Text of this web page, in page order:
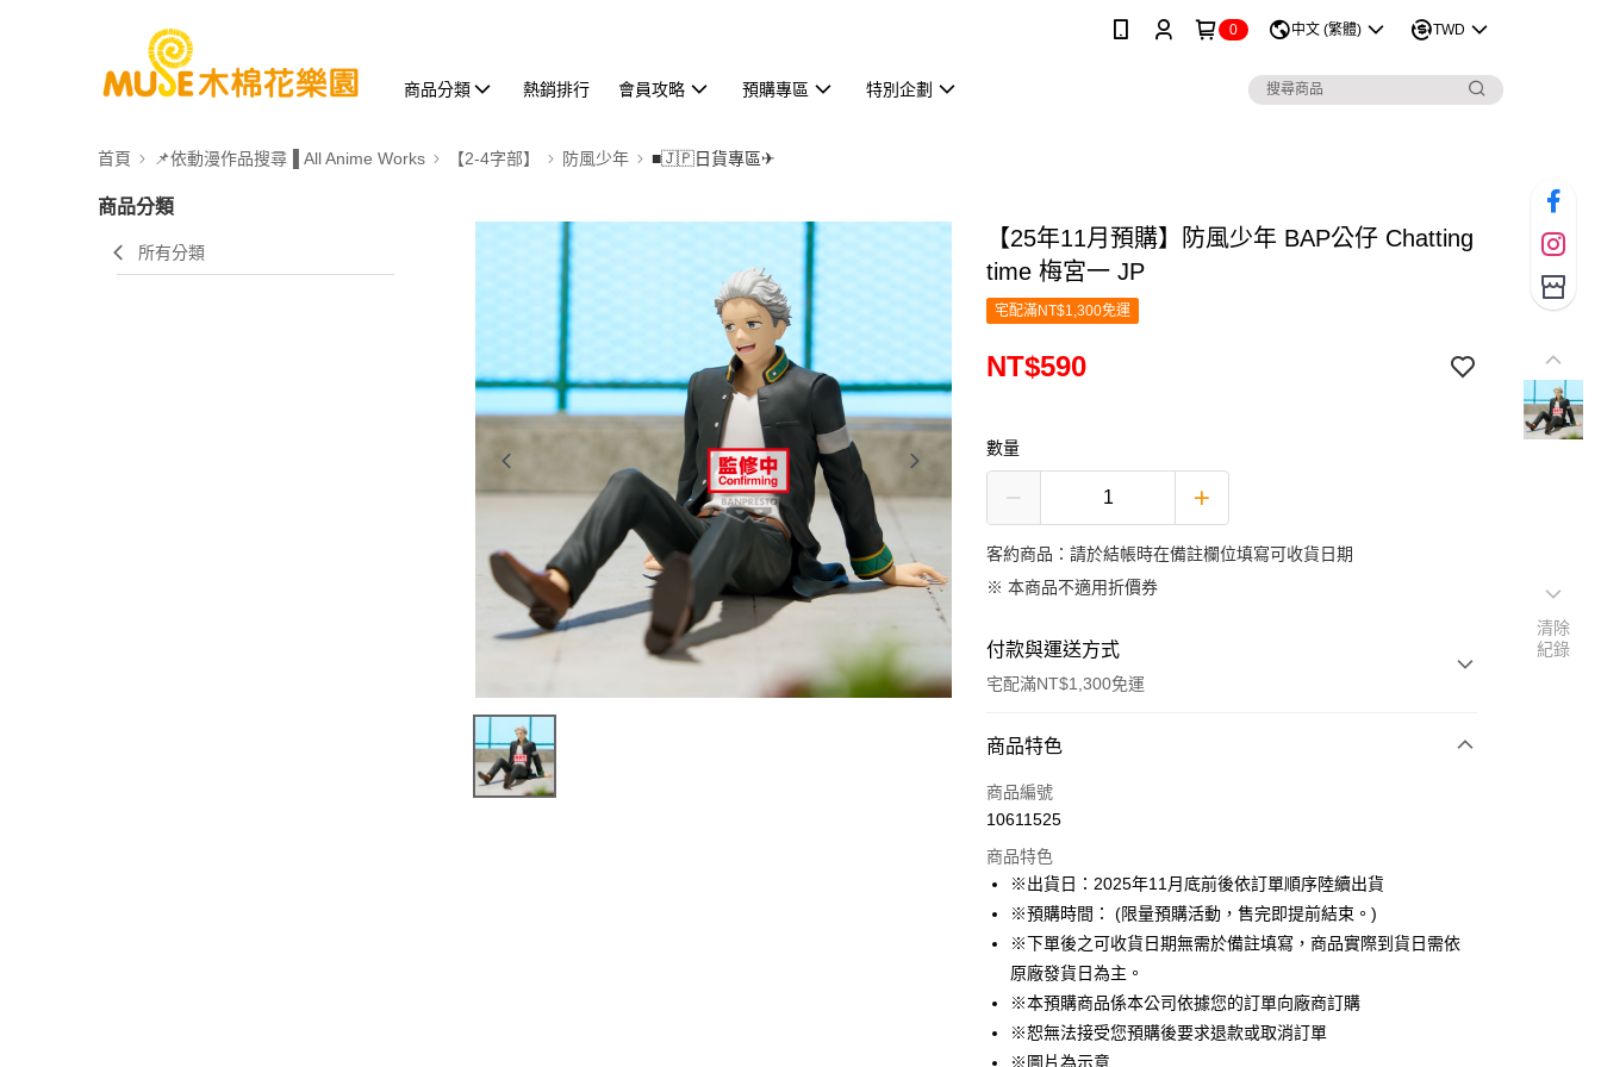
0 中文 (繁體) TWD
商品分類 熱銷排行 會員攻略 預購專區 特別企劃
首頁 📌依動漫作品搜尋▐ All Anime Works 【2-4字部】 防風少年 ■🇯🇵日貨專區✈
商品分類
所有分類
【25年11月預購】防風少年 BAP公仔 Chatting
time 梅宮一 JP
宅配滿NT$1,300免運
NT$590
數量
客約商品：請於結帳時在備註欄位填寫可收貨日期
※ 本商品不適用折價券
付款與運送方式
宅配滿NT$1,300免運
付款方式
信用卡一次付款
Apple Pay
悠遊付
Google Pay
ATM付款
商品特色
商品編號
10611525
商品特色
※出貨日：2025年11月底前後依訂單順序陸續出貨
※預購時間： (限量預購活動，售完即提前結束。)
※下單後之可收貨日期無需於備註填寫，商品實際到貨日需依
原廠發貨日為主。
※本預購商品係本公司依據您的訂單向廠商訂購
※恕無法接受您預購後要求退款或取消訂單
※圖片為示意
清除
紀錄